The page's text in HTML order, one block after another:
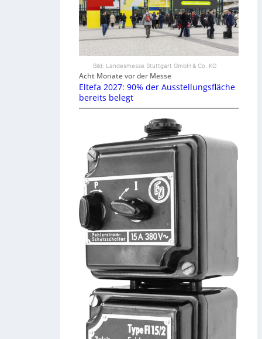
Bild: Landesmesse Stuttgart GmbH & Co. KG
Acht Monate vor der Messe
Eltefa 2027: 90% der Ausstellungsfläche
bereits belegt